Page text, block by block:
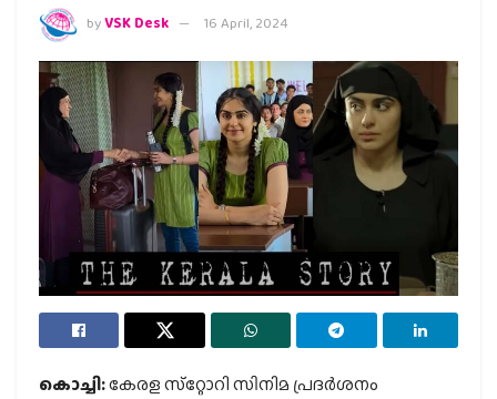
byVSK Desk 16 April, 2024
കൊച്ചി:കേരള സ്‌റ്റോറി സിനിമ പ്രദര്‍ശനം